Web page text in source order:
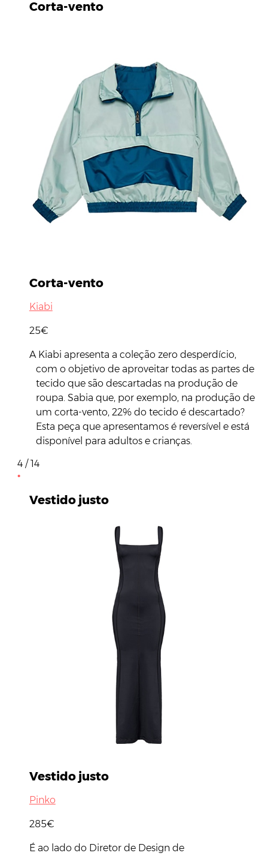
Corta-vento
Corta-vento
Kiabi
25€
A Kiabi apresenta a coleção zero desperdício,
com o objetivo de aproveitar todas as partes de
tecido que são descartadas na produção de
roupa. Sabia que, por exemplo, na produção de
um corta-vento, 22% do tecido é descartado?
Esta peça que apresentamos é reversível e está
disponível para adultos e crianças.
4 / 14
Vestido justo
Vestido justo
Pinko
285€
É ao lado do Diretor de Design de